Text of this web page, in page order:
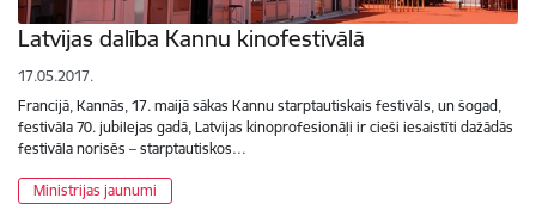
Latvijas dalība Kannu kinofestivālā
17.05.2017.
Francijā, Kannās, 17. maijā sākas Kannu starptautiskais festivāls, un šogad,
festivāla 70. jubilejas gadā, Latvijas kinoprofesionāļi ir cieši iesaistīti dažādās
festivāla norisēs – starptautiskos…
Ministrijas jaunumi